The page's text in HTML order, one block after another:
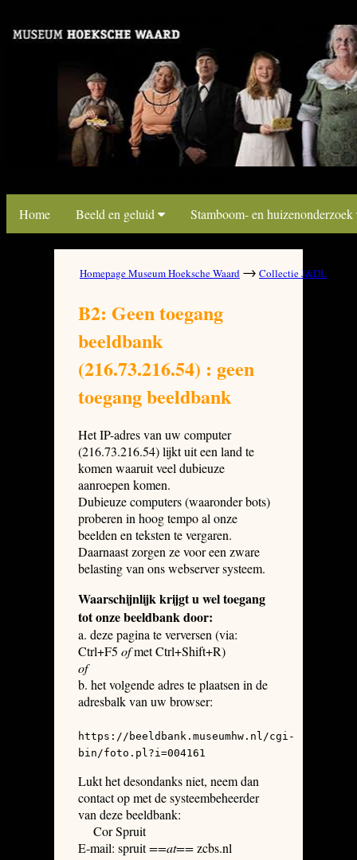
Home Beeld en geluid Stamboom- en huizenonderzoek
Homepage Museum Hoeksche Waard → Collectie J&DL
B2: Geen toegang
beeldbank
(216.73.216.54) : geen
toegang beeldbank
Het IP-adres van uw computer
(216.73.216.54) lijkt uit een land te
komen waaruit veel dubieuze
aanroepen komen.
Dubieuze computers (waaronder bots)
proberen in hoog tempo al onze
beelden en teksten te vergaren.
Daarnaast zorgen ze voor een zware
belasting van ons webserver systeem.
Waarschijnlijk krijgt u wel toegang
tot onze beeldbank door:
a. deze pagina te verversen (via:
Ctrl+F5 ofmet Ctrl+Shift+R)
of
b. het volgende adres te plaatsen in de
adresbalk van uw browser:
https://beeldbank.museumhw.nl/cgi-
bin/foto.pl?i=004161
Lukt het desondanks niet, neem dan
contact op met de systeembeheerder
van deze beeldbank:
Cor Spruit
E-mail: spruit==at==zcbs.nl